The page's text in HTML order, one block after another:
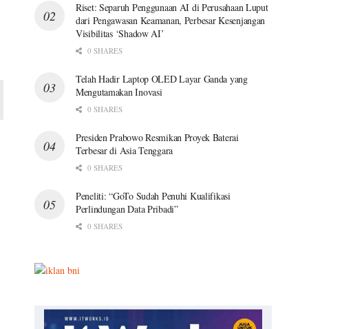
Riset: Separuh Penggunaan AI di Perusahaan Luput
dari Pengawasan Keamanan, Perbesar Kesenjangan
Visibilitas ‘Shadow AI’
0 SHARES
Telah Hadir Laptop OLED Layar Ganda yang
Mengutamakan Inovasi
0 SHARES
Presiden Prabowo Resmikan Proyek Baterai
Terbesar di Asia Tenggara
0 SHARES
Peneliti: “GoTo Sudah Penuhi Kualifikasi
Perlindungan Data Pribadi”
0 SHARES